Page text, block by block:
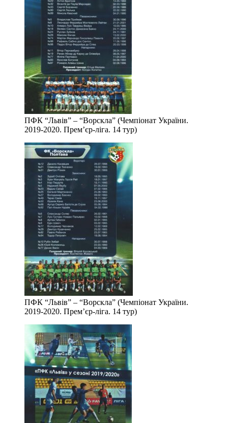
ПФК “Львів” – “Ворскла” (Чемпіонат України.
2019-2020. Прем’єр-ліга. 14 тур)
ПФК “Львів” – “Ворскла” (Чемпіонат України.
2019-2020. Прем’єр-ліга. 14 тур)